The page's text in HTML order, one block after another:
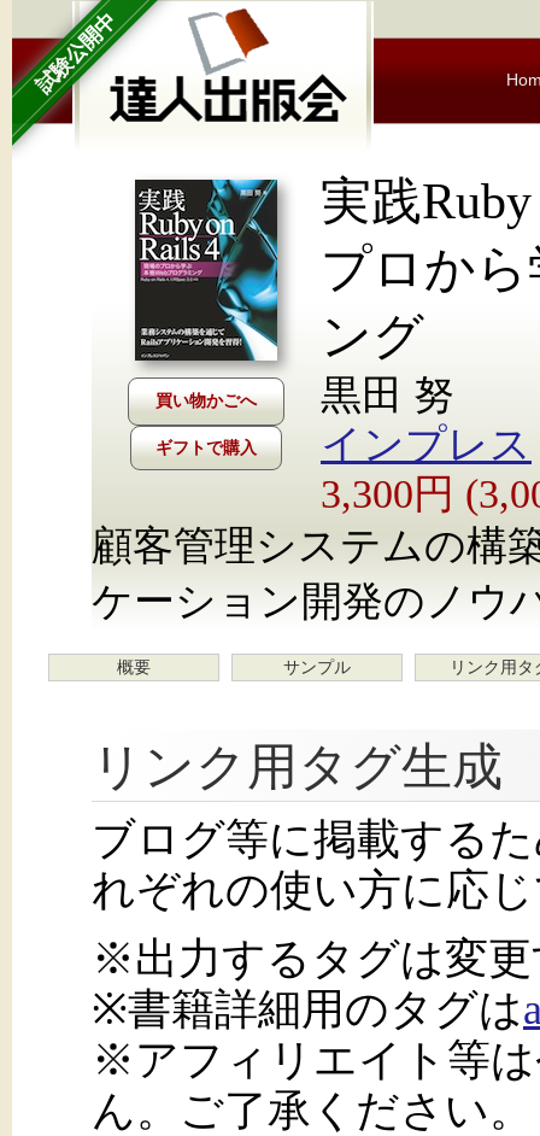
試験公開中
ギフトで購入
実践
プロか
ング
黒田 努
インプレス
3,300円
顧客管理システムの構
ケーション開発のノウ
概要 サンプル リンク用タ
リンク用タグ生成
ブログ等に掲載する
れぞれの使い方に応
※出力するタグは変
※書籍詳細用のタグは
※アフィリエイト等
ん。ご了承ください。